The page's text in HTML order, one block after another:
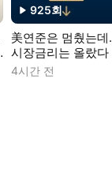
925회
美연준은 멈췄는데
시장금리는 올랐다
4시간 전